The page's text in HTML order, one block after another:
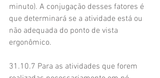
minuto). A conjugação desses fatores é
que determinará se a atividade está ou
não adequada do ponto de vista
ergonômico.
31.10.7 Para as atividades que forem